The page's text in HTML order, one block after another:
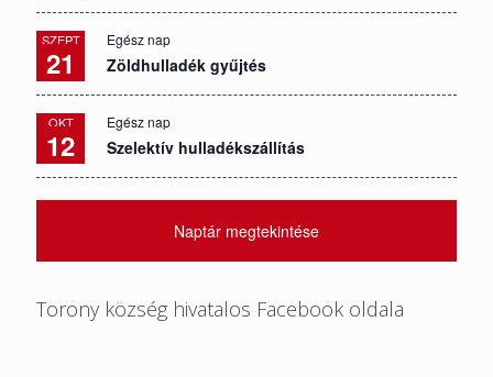
SZEPT
21
Egész nap
Zöldhulladék gyűjtés
OKT
12
Egész nap
Szelektív hulladékszállítás
Naptár megtekintése
Torony község hivatalos Facebook oldala